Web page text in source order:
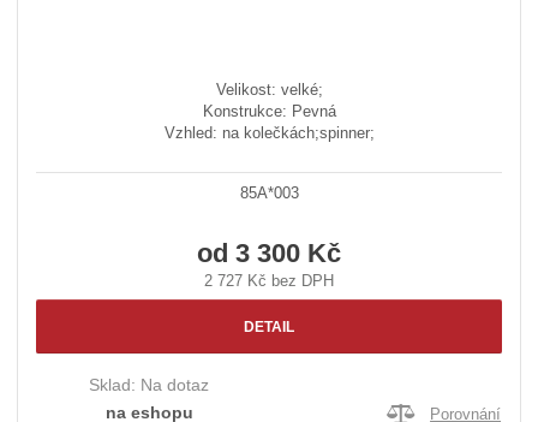
Velikost: velké;
Konstrukce: Pevná
Vzhled: na kolečkách;spinner;
85A*003
od 3 300 Kč
2 727 Kč bez DPH
DETAIL
Sklad: Na dotaz
na eshopu
Porovnání